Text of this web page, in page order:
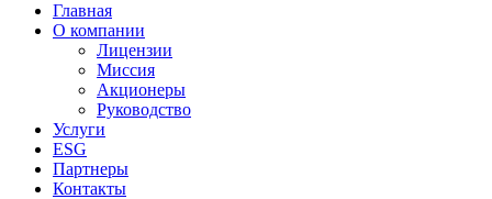
Главная
О компании
Лицензии
Миссия
Акционеры
Руководство
Услуги
ESG
Партнеры
Контакты